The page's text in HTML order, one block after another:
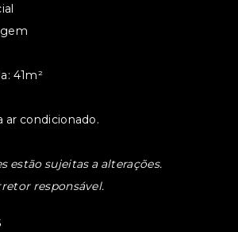
41m²
ar condicionado.
estão sujeitas a alterações.
responsável.